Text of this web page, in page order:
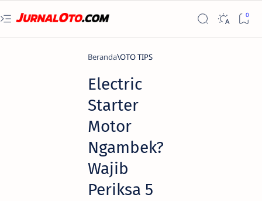
Beranda OTO TIPS
Electric
Starter
Motor
Ngambek?
Wajib
Periksa 5